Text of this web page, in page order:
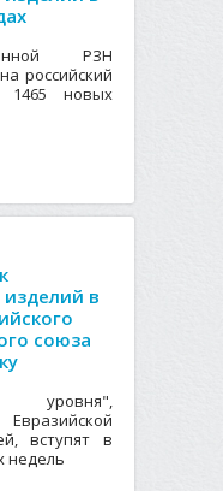
РЗН
российский
новых
в
союза
уровня",
вступят в
недель